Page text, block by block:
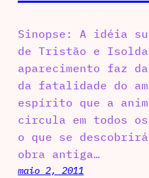
Sinopse: A idéia
de Tristão e Isolda
aparecimento faz
da fatalidade do
espírito que a
circula em todos
o que se
obra antiga…
maio 2, 2011